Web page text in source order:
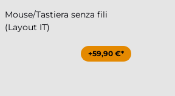
Mouse/Tastiera senza fili
(Layout IT)
+59,90 €*